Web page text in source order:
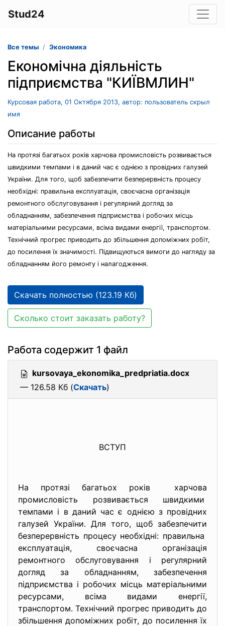
Stud24
Все темы Экономика
Економічна діяльність
підприємства "КИЇВМЛИН"
Курсовая работа, 01 Октября 2013, автор: пользователь скрыл
имя
Описание работы
На протязі багатьох років харчова промисловість розвивається
швидкими темпами і в даний час є однією з провідних галузей
України. Для того, щоб забезпечити безперервність процесу
необхідні: правильна експлуатація, своєчасна організація
ремонтного обслуговування і регулярний догляд за
обладнанням, забезпечення підприємства і робочих місць
матеріальними ресурсами, всіма видами енергії, транспортом.
Технічний прогрес приводить до збільшення допоміжних робіт,
до посилення їх значимості. Підвищуються вимоги до нагляду за
обладнанням його ремонту і налагодження.
Скачать полностью (123.19 Кб)
Сколько стоит заказать работу?
Работа содержит 1 файл
kursovaya_ekonomika_predpriatia.docx
— 126.58 Кб (Скачать)
ВСТУП
На протязі багатьох років харчова
промисловість розвивається швидкими
темпами і в даний час є однією з провідних
галузей України. Для того, щоб забезпечити
безперервність процесу необхідні: правильна
експлуатація, своєчасна організація
ремонтного обслуговування і регулярний
догляд за обладнанням, забезпечення
підприємства і робочих місць матеріальними
ресурсами, всіма видами енергії,
транспортом. Технічний прогрес приводить до
збільшення допоміжних робіт, до посилення їх